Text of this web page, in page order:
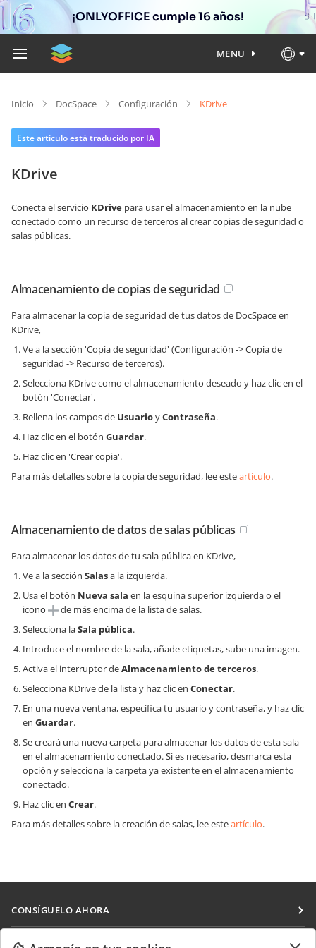
¡ONLYOFFICE cumple 16 años!
MENU
Inicio DocSpace Configuración KDrive
Este artículo está traducido por IA
KDrive
Conecta el servicio KDrive para usar el almacenamiento en la nube
conectado como un recurso de terceros al crear copias de seguridad o
salas públicas.
Almacenamiento de copias de seguridad
Para almacenar la copia de seguridad de tus datos de DocSpace en
KDrive,
Ve a la sección 'Copia de seguridad' (Configuración -> Copia de
seguridad -> Recurso de terceros).
Selecciona KDrive como el almacenamiento deseado y haz clic en el
botón 'Conectar'.
Rellena los campos de UsuarioyContraseña.
Haz clic en el botón Guardar.
Haz clic en 'Crear copia'.
Para más detalles sobre la copia de seguridad, lee esteartículo.
Almacenamiento de datos de salas públicas
Para almacenar los datos de tu sala pública en KDrive,
Ve a la sección Salasa la izquierda.
Usa el botón Nueva sala en la esquina superior izquierda o el
icono
de más encima de la lista de salas.
Selecciona laSala pública.
Introduce el nombre de la sala, añade etiquetas, sube una imagen.
Activa el interruptor deAlmacenamiento de terceros.
Selecciona KDrive de la lista y haz clic en Conectar.
En una nueva ventana, especifica tu usuario y contraseña, y haz clic
en Guardar.
Se creará una nueva carpeta para almacenar los datos de esta sala
en el almacenamiento conectado. Si es necesario, desmarca esta
opción y selecciona la carpeta ya existente en el almacenamiento
conectado.
Haz clic en Crear.
Para más detalles sobre la creación de salas, lee esteartículo.
CONSÍGUELO AHORA
Docs
COLABORAR